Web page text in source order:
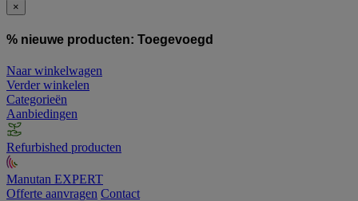
×
% nieuwe producten: Toegevoegd
Naar winkelwagen
Verder winkelen
Categorieën
Aanbiedingen
Refurbished producten
Manutan EXPERT
Offerte aanvragen Contact